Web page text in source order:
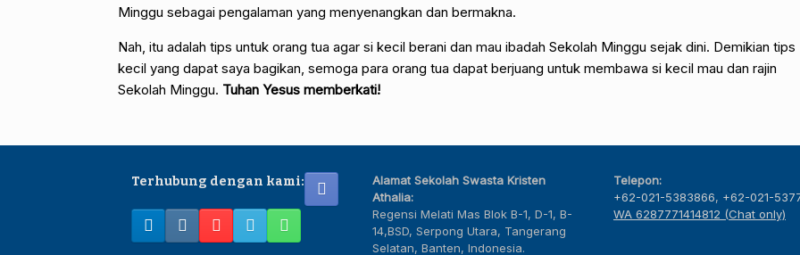
Minggu sebagai pengalaman yang menyenangkan dan bermakna.
Nah, itu adalah tips untuk orang tua agar si kecil berani dan mau ibadah Sekolah Minggu sejak dini. Demikian tips
kecil yang dapat saya bagikan, semoga para orang tua dapat berjuang untuk membawa si kecil mau dan rajin
Sekolah Minggu. Tuhan Yesus memberkati!
Terhubung dengan kami:
Alamat Sekolah Swasta Kristen
Athalia:
Regensi Melati Mas Blok B-1, D-1, B-
14,BSD, Serpong Utara, Tangerang
Selatan, Banten, Indonesia.
Telepon:
+62-021-5383866, +62-021-
WA 6287771414812 (Chat only)